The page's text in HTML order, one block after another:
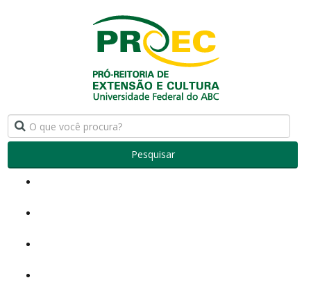
Pesquisar